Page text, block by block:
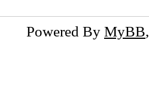
Powered By MyBB